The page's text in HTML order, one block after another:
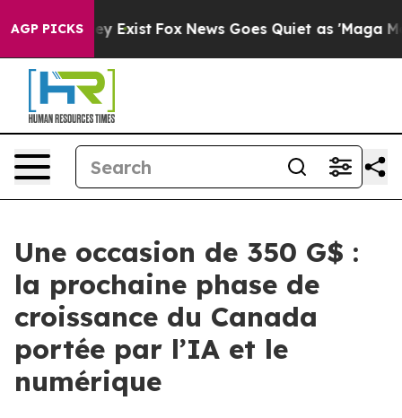
AGP PICKS
They Exist Fox News Goes Quiet as 'Maga Media
Une occasion de 350 G$ :
la prochaine phase de
croissance du Canada
portée par l’IA et le
numérique